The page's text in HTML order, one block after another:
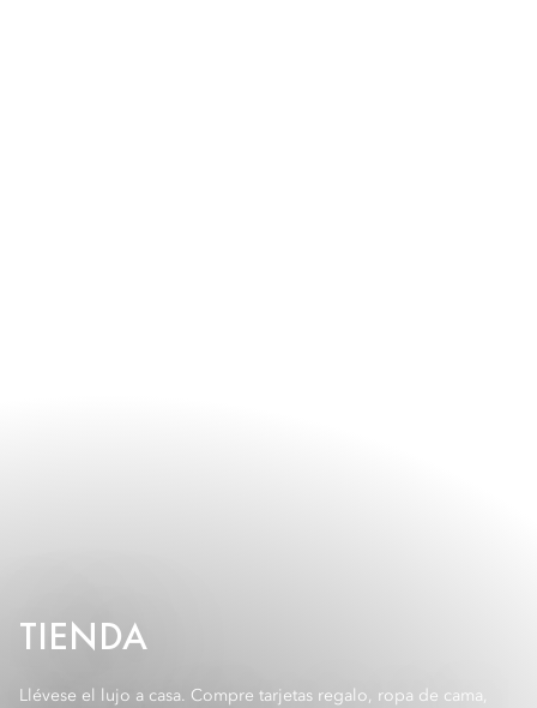
TIENDA
Llévese el lujo a casa. Compre tarjetas regalo, ropa de cama,